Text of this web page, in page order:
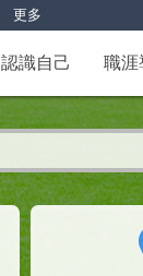
更多
認識自己 職涯